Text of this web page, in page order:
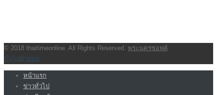
© 2018 thaitimeonline. All Rights Reserved. พระนครซอฟต์
ขั้นไปด้านบน
หน้าแรก
ข่าวทั่วไป